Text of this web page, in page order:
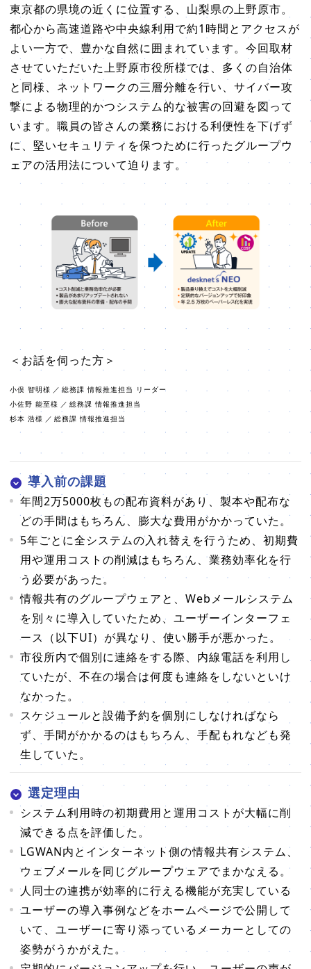
東京都の県境の近くに位置する、山梨県の上野原市。
都心から高速道路や中央線利用で約1時間とアクセスが
よい一方で、豊かな自然に囲まれています。今回取材
させていただいた上野原市役所様では、多くの自治体
と同様、ネットワークの三層分離を行い、サイバー攻
撃による物理的かつシステム的な被害の回避を図って
います。職員の皆さんの業務における利便性を下げず
に、堅いセキュリティを保つために行ったグループウ
ェアの活用法について迫ります。
＜お話を伺った方＞
小俣 智明様 ／ 総務課 情報推進担当 リーダー
小佐野 能至様 ／ 総務課 情報推進担当
杉本 浩様 ／ 総務課 情報推進担当
導入前の課題
年間2万5000枚もの配布資料があり、製本や配布な
どの手間はもちろん、膨大な費用がかかっていた。
5年ごとに全システムの入れ替えを行うため、初期費
用や運用コストの削減はもちろん、業務効率化を行
う必要があった。
情報共有のグループウェアと、Webメールシステム
を別々に導入していたため、ユーザーインターフェ
ース（以下UI）が異なり、使い勝手が悪かった。
市役所内で個別に連絡をする際、内線電話を利用し
ていたが、不在の場合は何度も連絡をしないといけ
なかった。
スケジュールと設備予約を個別にしなければなら
ず、手間がかかるのはもちろん、手配もれなども発
生していた。
選定理由
システム利用時の初期費用と運用コストが大幅に削
減できる点を評価した。
LGWAN内とインターネット側の情報共有システム、
ウェブメールを同じグループウェアでまかなえる。
人同士の連携が効率的に行える機能が充実している
ユーザーの導入事例などをホームページで公開して
いて、ユーザーに寄り添っているメーカーとしての
姿勢がうかがえた。